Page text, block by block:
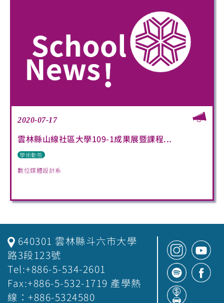
2020-07-17
雲林縣山線社區大學109-1成果展暨課程...
學術動態
數位媒體設計系
640301 雲林縣斗六市大學
路3段123號
Tel:+886-5-534-2601
Fax:+886-5-532-1719 產學熱
線：+886-5324580